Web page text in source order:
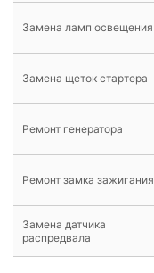
Замена ламп освещения
Замена щеток стартера
Ремонт генератора
Ремонт замка зажигания
Замена датчика
распредвала